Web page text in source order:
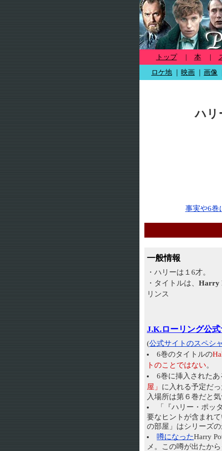
トップ 本
ロケ地 映画 画像
ハリ
事実や6巻
一般情報
・ハリーは１6才。
・タイトルは、 Harry
リンス
J.K.ローリング公式
(公式サイトのスペシ
6巻のタイトルの
トのことではない。
6巻に挿入された
屋」 に入れる予定だ
入場所は第６巻だと気
「『ハリー・ポッ
要なヒントが含まれ
の部屋」はシリーズの
噂になったHarry
メ。この噂が出たか